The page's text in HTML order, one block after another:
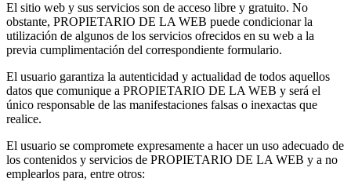
El sitio web y sus servicios son de acceso libre y gratuito. No
obstante, PROPIETARIO DE LA WEB puede condicionar la
utilización de algunos de los servicios ofrecidos en su web a la
previa cumplimentación del correspondiente formulario.
El usuario garantiza la autenticidad y actualidad de todos aquellos
datos que comunique a PROPIETARIO DE LA WEB y será el
único responsable de las manifestaciones falsas o inexactas que
realice.
El usuario se compromete expresamente a hacer un uso adecuado de
los contenidos y servicios de PROPIETARIO DE LA WEB y a no
emplearlos para, entre otros: